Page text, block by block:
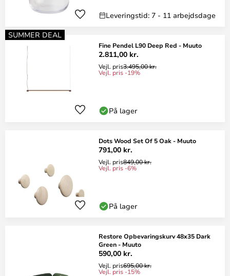
Leveringstid: 7 - 11 arbejdsdage
SUMMER DEAL
Fine Pendel L90 Deep Red - Muuto
2.811,00 kr.
Vejl. pris3.495,00 kr.
Vejl. pris -19%
På lager
Dots Wood Set Of 5 Oak - Muuto
791,00 kr.
Vejl. pris849,00 kr.
Vejl. pris -6%
På lager
Restore Opbevaringskurv 48x35 Dark
Green - Muuto
590,00 kr.
Vejl. pris695,00 kr.
Vejl. pris -15%